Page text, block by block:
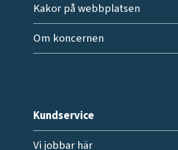
Kakor på webbplatsen
Om koncernen
Kundservice
Vi jobbar här